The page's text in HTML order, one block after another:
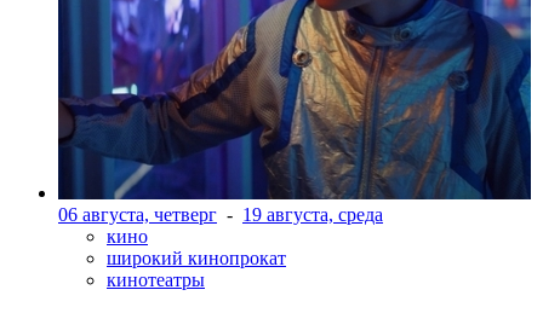
06 августа, четверг - 19 августа, среда
кино
широкий кинопрокат
кинотеатры